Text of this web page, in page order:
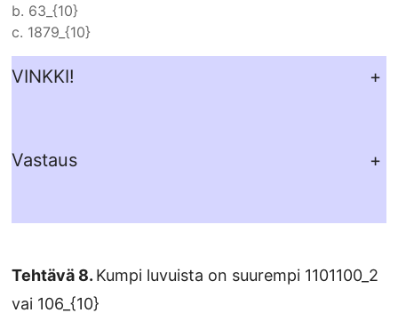
b. 63_{10}
c. 1879_{10}
VINKKI! +
Vastaus +
Tehtävä 8. Kumpi luvuista on suurempi 1101100_2
vai 106_{10}